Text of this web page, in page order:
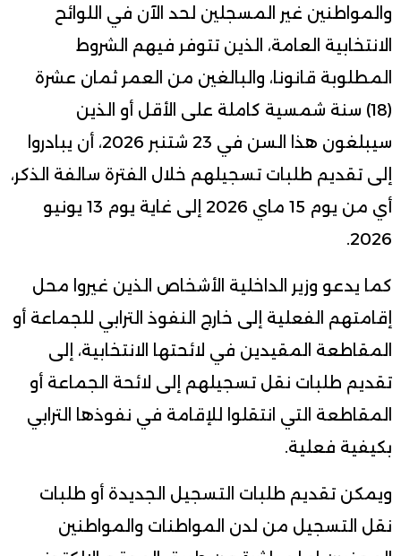
والمواطنين غير المسجلين لحد الآن في اللوائح
الانتخابية العامة، الذين تتوفر فيهم الشروط
المطلوبة قانونا، والبالغين من العمر ثمان عشرة
(18) سنة شمسية كاملة على الأقل أو الذين
سيبلغون هذا السن في 23 شتنبر 2026، أن يبادروا
إلى تقديم طلبات تسجيلهم خلال الفترة سالفة الذكر،
أي من يوم 15 ماي 2026 إلى غاية يوم 13 يونيو
2026.
كما يدعو وزير الداخلية الأشخاص الذين غيروا محل
إقامتهم الفعلية إلى خارج النفوذ الترابي للجماعة أو
المقاطعة المقيدين في لائحتها الانتخابية، إلى
تقديم طلبات نقل تسجيلهم إلى لائحة الجماعة أو
المقاطعة التي انتقلوا للإقامة في نفوذها الترابي
بكيفية فعلية.
ويمكن تقديم طلبات التسجيل الجديدة أو طلبات
نقل التسجيل من لدن المواطنات والمواطنين